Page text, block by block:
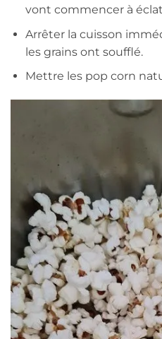
vont commencer à
Arrêter la cuisson
les grains ont soufflé.
Mettre les pop corn